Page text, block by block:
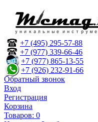
+7 (495) 295-57-88
+7 (977) 339-66-46
+7 (977) 865-13-55
+7 (926) 232-91-66
Обратный звонок
Вход
Регистрация
Корзина
Товаров: 0